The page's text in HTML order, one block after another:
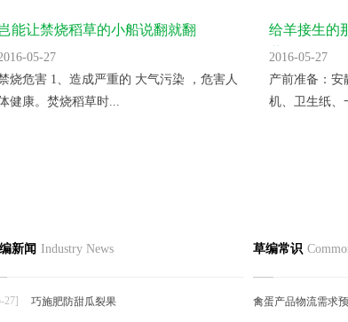
能让禁烧稻草的小船说翻就翻
05-27
烧危害 1、造成严重的 大气污染 ，危害人
健康。焚烧稻草时...
给羊接生的
藏！
2016-05-27
产前准备：安
机、卫生纸、
新闻 Industry News
27] 巧施肥防甜瓜裂果
草编常识
禽蛋产品物流需求